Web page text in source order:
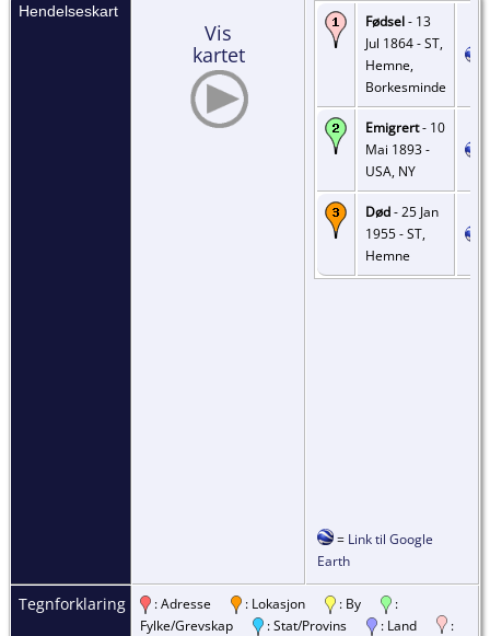
Hendelseskart
Vis
kartet
Fødsel- 13
Jul 1864 - ST,
Hemne,
Borkesminde
Emigrert- 10
Mai 1893 -
USA, NY
Død- 25 Jan
1955 - ST,
Hemne
= Link til Google
Earth
Tegnforklaring : Adresse : Lokasjon : By
:
Fylke/Grevskap
: Stat/Provins : Land
: